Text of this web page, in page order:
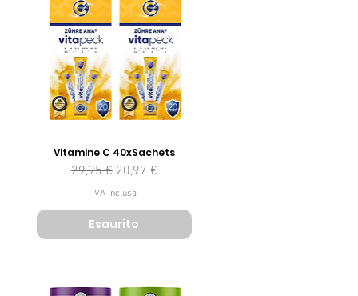
Vitamine C 40xSachets
Prezzo regolare
29,95 € Prezzo scontato
20,97 €
IVA inclusa
Esaurito